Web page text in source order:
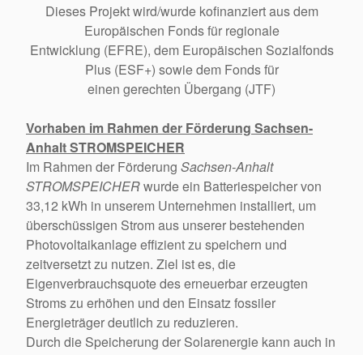
Dieses Projekt wird/wurde kofinanziert aus dem
Europäischen Fonds für regionale
Entwicklung (EFRE), dem Europäischen Sozialfonds
Plus (ESF+) sowie dem Fonds für
einen gerechten Übergang (JTF)
Vorhaben im Rahmen der Förderung Sachsen-
Anhalt STROMSPEICHER
Im Rahmen der Förderung Sachsen-Anhalt
STROMSPEICHERwurde ein Batteriespeicher von
33,12 kWh in unserem Unternehmen installiert, um
überschüssigen Strom aus unserer bestehenden
Photovoltaikanlage effizient zu speichern und
zeitversetzt zu nutzen. Ziel ist es, die
Eigenverbrauchsquote des erneuerbar erzeugten
Stroms zu erhöhen und den Einsatz fossiler
Energieträger deutlich zu reduzieren.
Durch die Speicherung der Solarenergie kann auch in